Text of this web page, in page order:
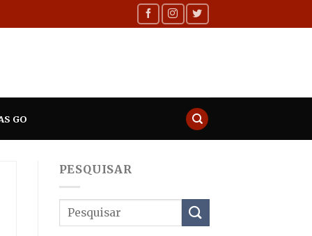
GO
PESQUISAR